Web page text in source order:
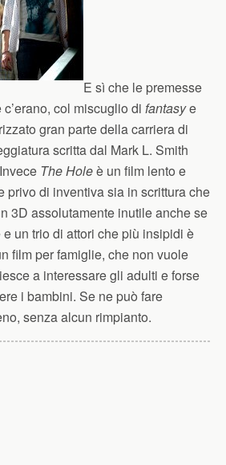
E sì che le premesse
col miscuglio di fantasye
gran parte della carriera di
scritta dal Mark L. Smith
The Holeè un film lento e
privo di inventiva sia in scrittura che
3D assolutamente inutile anche se
un trio di attori che più insipidi è
film per famiglie, che non vuole
a interessare gli adulti e forse
i bambini. Se ne può fare
senza alcun rimpianto.